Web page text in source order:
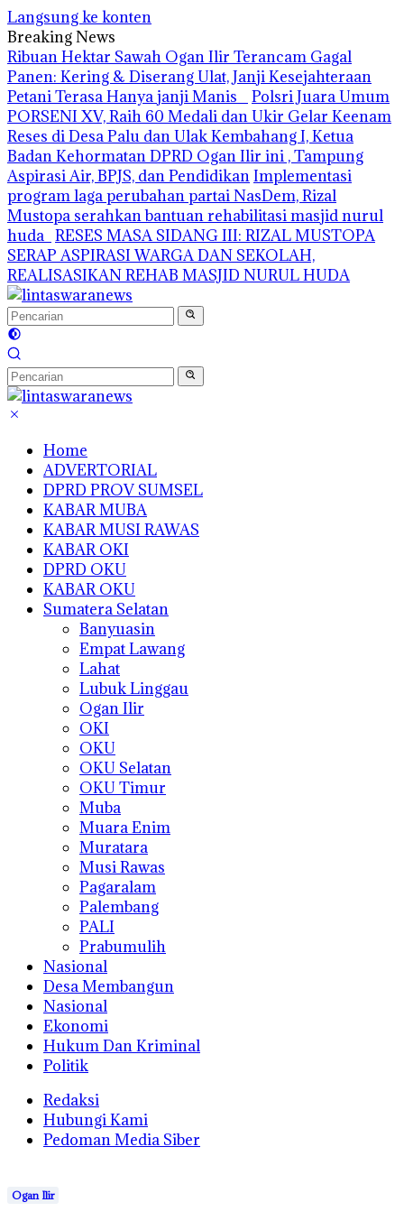
Langsung ke konten
Breaking News
Ribuan Hektar Sawah Ogan Ilir Terancam Gagal
Panen: Kering & Diserang Ulat, Janji Kesejahteraan
Petani Terasa Hanya janji Manis
Polsri Juara Umum
PORSENI XV, Raih 60 Medali dan Ukir Gelar Keenam
Reses di Desa Palu dan Ulak Kembahang I, Ketua
Badan Kehormatan DPRD Ogan Ilir ini , Tampung
Aspirasi Air, BPJS, dan PendidikanImplementasi
program laga perubahan partai NasDem, Rizal
Mustopa serahkan bantuan rehabilitasi masjid nurul
huda RESES MASA SIDANG III: RIZAL MUSTOPA
SERAP ASPIRASI WARGA DAN SEKOLAH,
REALISASIKAN REHAB MASJID NURUL HUDA
Home
ADVERTORIAL
DPRD PROV SUMSEL
KABAR MUBA
KABAR MUSI RAWAS
KABAR OKI
DPRD OKU
KABAR OKU
Sumatera Selatan
Banyuasin
Empat Lawang
Lahat
Lubuk Linggau
Ogan Ilir
OKI
OKU
OKU Selatan
OKU Timur
Muba
Muara Enim
Muratara
Musi Rawas
Pagaralam
Palembang
PALI
Prabumulih
Nasional
Desa Membangun
Nasional
Ekonomi
Hukum Dan Kriminal
Politik
Redaksi
Hubungi Kami
Pedoman Media Siber
Ogan Ilir